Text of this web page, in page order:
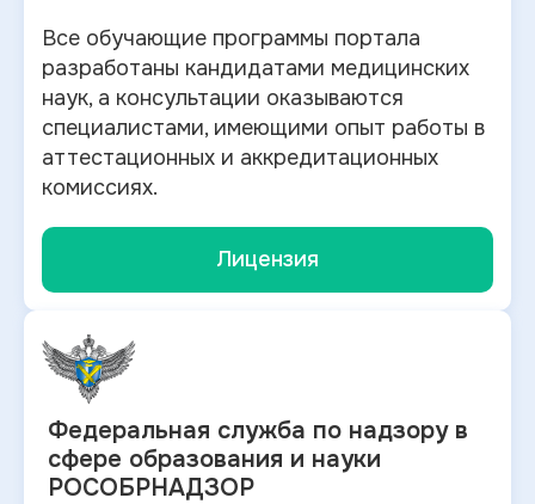
Все обучающие программы портала
разработаны кандидатами медицинских
наук, а консультации оказываются
специалистами, имеющими опыт работы в
аттестационных и аккредитационных
комиссиях.
Лицензия
Федеральная служба по надзору в
сфере образования и науки
РОСОБРНАДЗОР